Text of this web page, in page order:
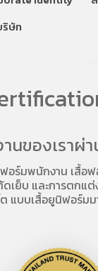
ษัท
านของเราผ่
อร์มพนักงาน เสื้อ
ย็บ และการตกแ
แบบเสื้อยูนิฟอร์ม